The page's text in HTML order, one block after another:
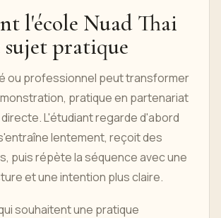
l'école Nuad Thai
sujet pratique
ou professionnel peut transformer
pratique en partenariat
L'étudiant regarde d'abord
lentement, reçoit des
puis répète la séquence avec une
et une intention plus claire.
souhaitent une pratique